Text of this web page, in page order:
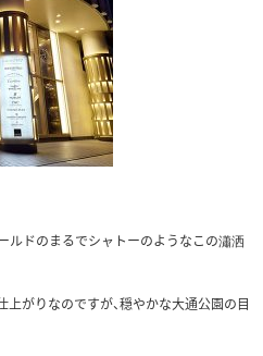
ルドのまるでシャトーのようなこの瀟洒
がりなのですが、穏やかな大通公園の目